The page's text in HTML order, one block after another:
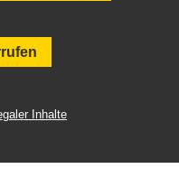
Inhalte